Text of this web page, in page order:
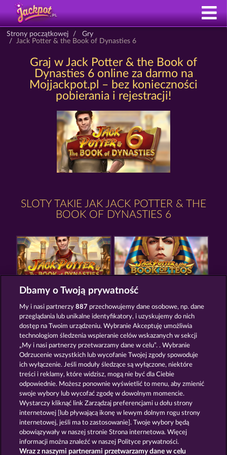
Strony początkowej
Gry
Jack Potter & the Book of Dynasties 6
Graj w Jack Potter & the Book of
Dynasties 6 online za darmo na
Mojjackpot.pl – bez konieczności
pobierania i rejestracji!
SLOTY TAKIE JAK JACK POTTER & THE
BOOK OF DYNASTIES 6
RAMSES BOOK CLEOPATRA'S CROWN
Zasady i warunki Polityka prywatności
Nota prawna Firma FAQ
Program partnerski Facebook
Dbamy o Twoją prywatność
My i nasi partnerzy887 przechowujemy dane osobowe, np. dane
przeglądania lub unikalne identyfikatory, i uzyskujemy do nich
dostęp na Twoim urządzeniu. Wybranie Akceptuję umożliwia
technologiom śledzenia wspieranie celów wskazanych w sekcji
„My i nasi partnerzy przetwarzamy dane w celu”. . Wybranie
Odrzucenie wszystkich lub wycofanie Twojej zgody spowoduje
ich wyłączenie. Jeśli moduły śledzące są wyłączone, niektóre
treści i reklamy, które widzisz, mogą nie być dla Ciebie
odpowiednie. Możesz ponownie wyświetlić to menu, aby zmienić
swoje wybory lub wycofać zgodę w dowolnym momencie.
Wystarczy kliknąć link Zarządzaj preferencjami u dołu strony
internetowej [lub pływającą ikonę w lewym dolnym rogu strony
internetowej, jeśli ma to zastosowanie]. Twoje wybory będą
obowiązywały w naszej stronie Strona internetowa. Więcej
informacji można znaleźć w naszej Polityce prywatności.
Wraz z naszymi partnerami przetwarzamy dane w celu